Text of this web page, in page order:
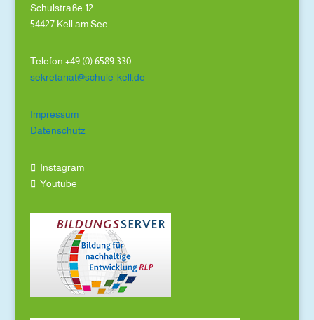
Schulstraße 12
54427 Kell am See
Telefon +49 (0) 6589 330
sekretariat@schule-kell.de
Impressum
Datenschutz
Instagram
Youtube